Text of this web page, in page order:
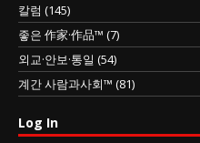
칼럼 (145)
좋은 作家·作品™ (7)
외교·안보·통일 (54)
계간 사람과사회™ (81)
Log In